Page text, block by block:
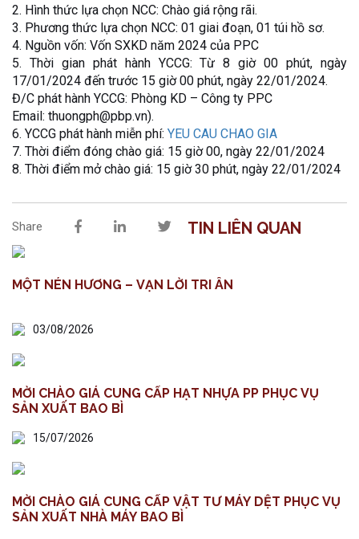
2. Hình thức lựa chọn NCC: Chào giá rộng rãi.
3. Phương thức lựa chọn NCC: 01 giai đoạn, 01 túi hồ sơ.
4. Nguồn vốn: Vốn SXKD năm 2024 của PPC
5. Thời gian phát hành YCCG: Từ 8 giờ 00 phút, ngày
17/01/2024 đến trước 15 giờ 00 phút, ngày 22/01/2024.
Đ/C phát hành YCCG: Phòng KD – Công ty PPC
Email: thuongph@pbp.vn).
6. YCCG phát hành miễn phí: YEU CAU CHAO GIA
7. Thời điểm đóng chào giá: 15 giờ 00, ngày 22/01/2024
8. Thời điểm mở chào giá: 15 giờ 30 phút, ngày 22/01/2024
Share TIN LIÊN QUAN
MỘT NÉN HƯƠNG – VẠN LỜI TRI ÂN
03/08/2026
MỜI CHÀO GIÁ CUNG CẤP HẠT NHỰA PP PHỤC VỤ
SẢN XUẤT BAO BÌ
15/07/2026
MỜI CHÀO GIÁ CUNG CẤP VẬT TƯ MÁY DỆT PHỤC VỤ
SẢN XUẤT NHÀ MÁY BAO BÌ